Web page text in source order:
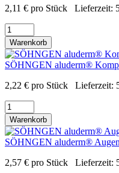
2,11 € pro Stück Lieferzeit:
Warenkorb
SÖHNGEN aluderm®
2,22 € pro Stück Lieferzeit:
Warenkorb
SÖHNGEN aluderm®
2,57 € pro Stück Lieferzeit: